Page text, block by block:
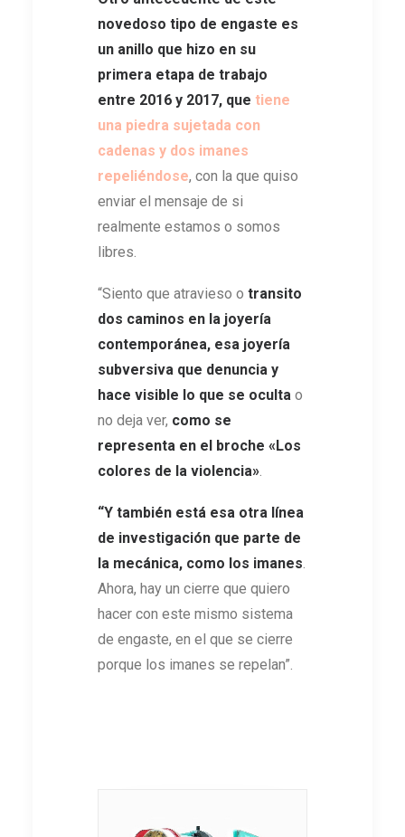
novedoso tipo de engaste es
un anillo que hizo en su
primera etapa de trabajo
entre 2016 y 2017, que tiene
una piedra sujetada con
cadenas y dos imanes
repeliéndose, con la que quiso
enviar el mensaje de si
realmente estamos o somos
libres.
“Siento que atravieso o transito
dos caminos en la joyería
contemporánea, esa joyería
subversiva que denuncia y
hace visible lo que se oculta o
no deja ver, como se
representa en el broche «Los
colores de la violencia».
“Y también está esa otra línea
de investigación que parte de
la mecánica, como los imanes.
Ahora, hay un cierre que quiero
hacer con este mismo sistema
de engaste, en el que se cierre
porque los imanes se repelan”.